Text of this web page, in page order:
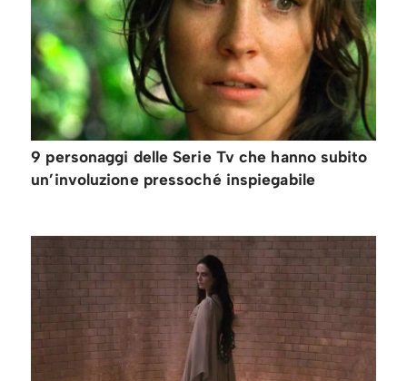
9 personaggi delle Serie Tv che hanno subito
un’involuzione pressoché inspiegabile